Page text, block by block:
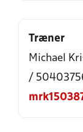
Træner
Michael
/